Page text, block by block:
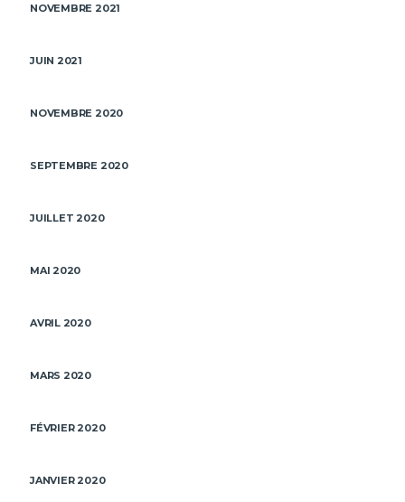
NOVEMBRE 2021
JUIN 2021
NOVEMBRE 2020
SEPTEMBRE 2020
JUILLET 2020
MAI 2020
AVRIL 2020
MARS 2020
FÉVRIER 2020
JANVIER 2020